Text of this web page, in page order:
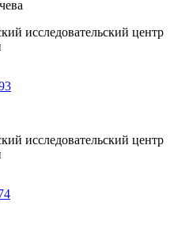
исследовательский центр
исследовательский центр